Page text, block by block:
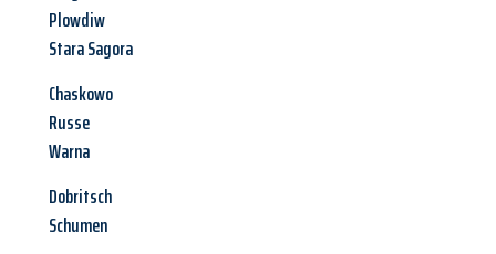
Plowdiw
Stara Sagora
Chaskowo
Russe
Warna
Dobritsch
Schumen